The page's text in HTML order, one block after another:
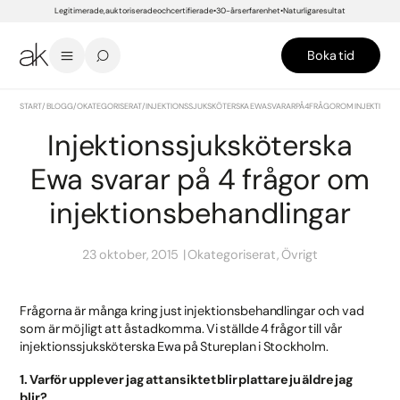
Legitimerade, auktoriserade och certifierade 30-års erfarenhet Naturliga resultat
Boka tid
START/BLOGG/OKATEGORISERAT/INJEKTIONSSJUKSKÖTERSKA EWA SVARAR PÅ 4 FRÅGOR OM
Injektionssjuksköterska
Ewa svarar på 4 frågor om
injektionsbehandlingar
23 oktober, 2015 Okategoriserat, Övrigt
Frågorna är många kring just injektionsbehandlingar och vad
som är möjligt att åstadkomma. Vi ställde 4 frågor till vår
injektionssjuksköterska Ewa på Stureplan i Stockholm.
1. Varför upplever jag att ansiktet blir plattare ju äldre jag